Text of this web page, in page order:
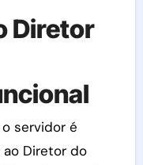
Diretor
servidor é
Diretor do